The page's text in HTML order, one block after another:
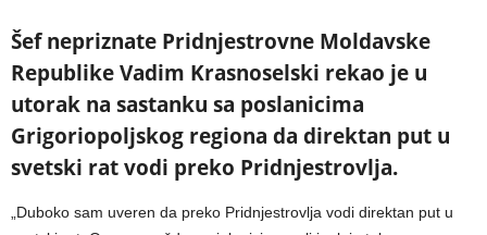
Šef nepriznate Pridnjestrovne Moldavske
Republike Vadim Krasnoselski rekao je u
utorak na sastanku sa poslanicima
Grigoriopoljskog regiona da direktan put u
svetski rat vodi preko Pridnjestrovlja.
„Duboko sam uveren da preko Pridnjestrovlja vodi direktan put u